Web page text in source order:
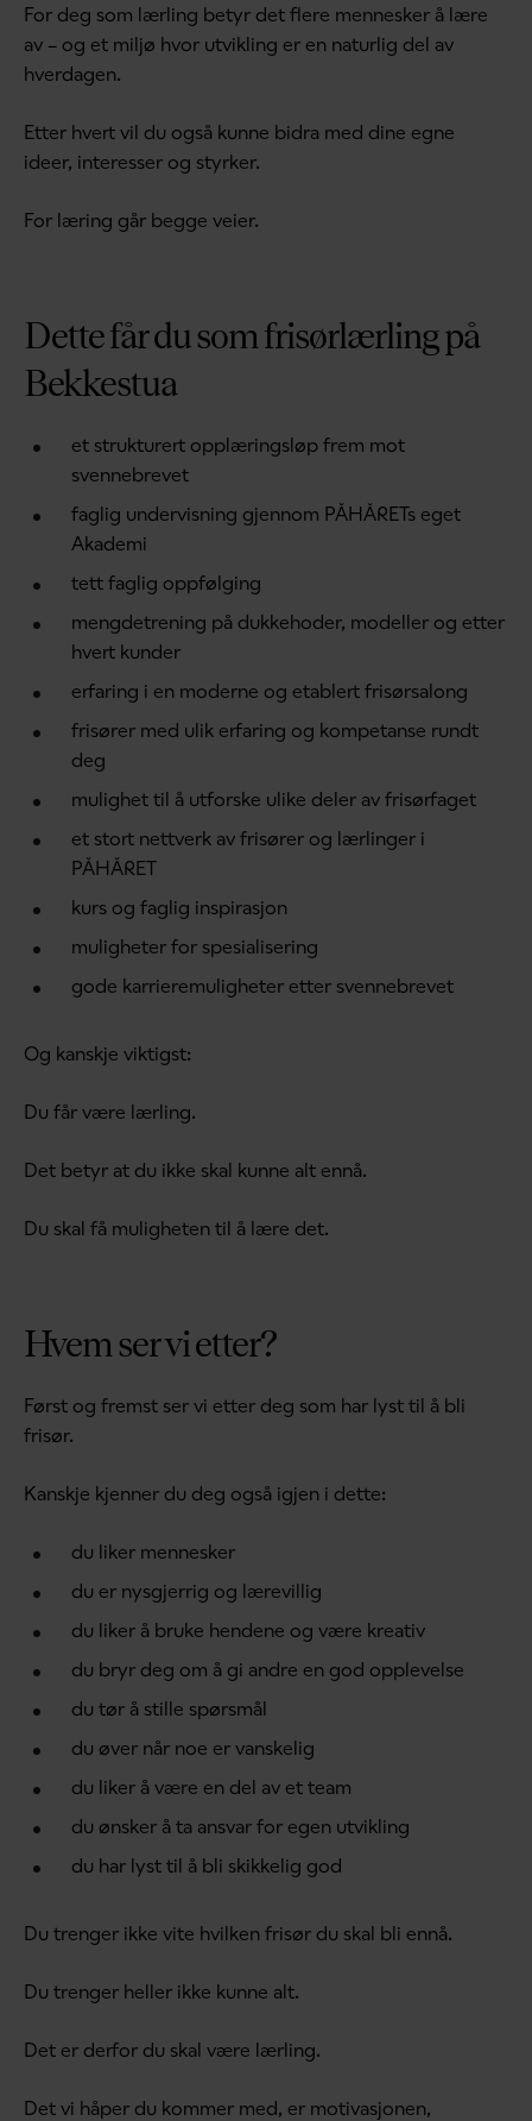
For deg som lærling betyr det flere mennesker å lære
av – og et miljø hvor utvikling er en naturlig del av
hverdagen.
Etter hvert vil du også kunne bidra med dine egne
ideer, interesser og styrker.
For læring går begge veier.
Dette får du som frisørlærling på
Bekkestua
et strukturert opplæringsløp frem mot
svennebrevet
faglig undervisning gjennom PÅHÅRETs eget
Akademi
tett faglig oppfølging
mengdetrening på dukkehoder, modeller og etter
hvert kunder
erfaring i en moderne og etablert frisørsalong
frisører med ulik erfaring og kompetanse rundt
deg
mulighet til å utforske ulike deler av frisørfaget
et stort nettverk av frisører og lærlinger i
PÅHÅRET
kurs og faglig inspirasjon
muligheter for spesialisering
gode karrieremuligheter etter svennebrevet
Og kanskje viktigst:
Du får være lærling.
Det betyr at du ikke skal kunne alt ennå.
Du skal få muligheten til å lære det.
Hvem ser vi etter?
Først og fremst ser vi etter deg som har lyst til å bli
frisør.
Kanskje kjenner du deg også igjen i dette:
du liker mennesker
du er nysgjerrig og lærevillig
du liker å bruke hendene og være kreativ
du bryr deg om å gi andre en god opplevelse
du tør å stille spørsmål
du øver når noe er vanskelig
du liker å være en del av et team
du ønsker å ta ansvar for egen utvikling
du har lyst til å bli skikkelig god
Du trenger ikke vite hvilken frisør du skal bli ennå.
Du trenger heller ikke kunne alt.
Det er derfor du skal være lærling.
Det vi håper du kommer med, er motivasjonen,